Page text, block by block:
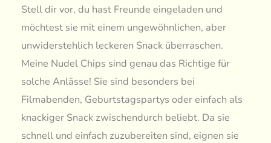
Stell dir vor, du hast Freunde eingeladen und
möchtest sie mit einem ungewöhnlichen, aber
unwiderstehlich leckeren Snack überraschen.
Meine Nudel Chips sind genau das Richtige für
solche Anlässe! Sie sind besonders bei
Filmabenden, Geburtstagspartys oder einfach als
knackiger Snack zwischendurch beliebt. Da sie
schnell und einfach zuzubereiten sind, eignen sie